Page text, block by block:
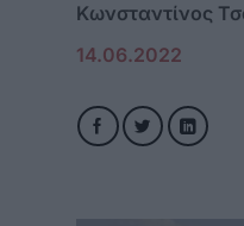
Κωνσταντίνος
14.06.2022